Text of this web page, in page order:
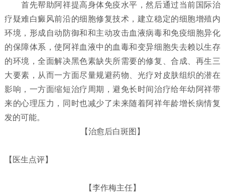
首先帮助阿祥提高身体免疫水平，然后通过当前国际治
疗疑难白癜风前沿的细胞修复技术，建立稳定的细胞增殖内
环境，形成自动防御和和主动攻击血液病毒和免疫细胞异化
的保障体系，使阿祥血液中的血毒和变异细胞失去赖以生存
的环境，全面解决黑色素缺失所需要的修复、合成、再生三
大要素，从而一方面尽量规避药物、光疗对皮肤组织的潜在
影响，一方面缩短治疗周期，避免长时间治疗给年幼阿祥带
来的心理压力，同时也减少了未来随着阿祥年龄增长病情复
发的可能。
【治愈后白斑图】
【医生点评】
【李作梅主任】